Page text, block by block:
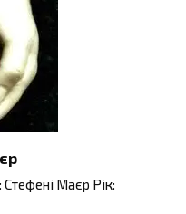
Маєр Рік: